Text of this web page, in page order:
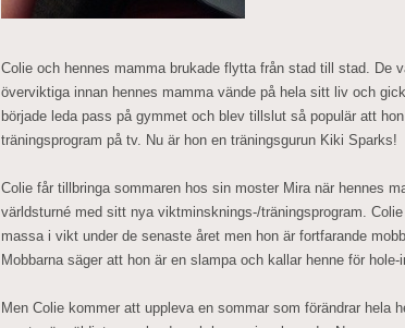
Colie och hennes mamma brukade flytta från stad till stad. De
överviktiga innan hennes mamma vände på hela sitt liv och
började leda pass på gymmet och blev tillslut så populär att
träningsprogram på tv. Nu är hon en träningsgurun Kiki Sparks!
Colie får tillbringa sommaren hos sin moster Mira när hennes
världsturné med sitt nya viktminsknings-/träningsprogram.
massa i vikt under de senaste året men hon är fortfarande
Mobbarna säger att hon är en slampa och kallar henne för hole-
Men Colie kommer att uppleva en sommar som förändrar hela